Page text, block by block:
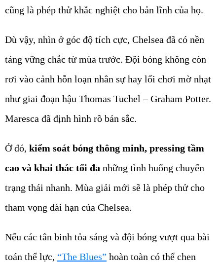
cũng là phép thử khắc nghiệt cho bản lĩnh của họ.
Dù vậy, nhìn ở góc độ tích cực, Chelsea đã có nền
tảng vững chắc từ mùa trước. Đội bóng không còn
rơi vào cảnh hỗn loạn nhân sự hay lối chơi mờ nhạt
như giai đoạn hậu Thomas Tuchel – Graham Potter.
Maresca đã định hình rõ bản sắc.
Ở đó, kiểm soát bóng thông minh, pressing tầm
cao và khai thác tối đa những tình huống chuyển
trạng thái nhanh. Mùa giải mới sẽ là phép thử cho
tham vọng dài hạn của Chelsea.
Nếu các tân binh tỏa sáng và đội bóng vượt qua bài
toán thể lực, “The Blues” hoàn toàn có thể chen